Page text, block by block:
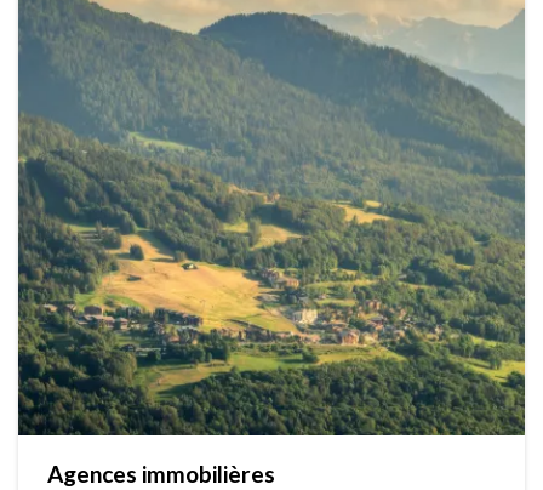
Agences immobilières